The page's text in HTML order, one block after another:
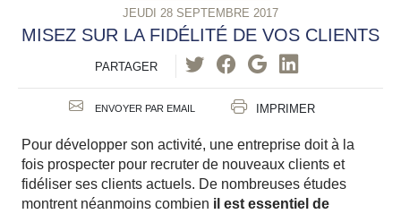
JEUDI 28 SEPTEMBRE 2017
MISEZ SUR LA FIDÉLITÉ DE VOS CLIENTS
PARTAGER
ENVOYER PAR EMAIL IMPRIMER
Pour développer son activité, une entreprise doit à la
fois prospecter pour recruter de nouveaux clients et
fidéliser ses clients actuels. De nombreuses études
montrent néanmoins combien il est essentiel de